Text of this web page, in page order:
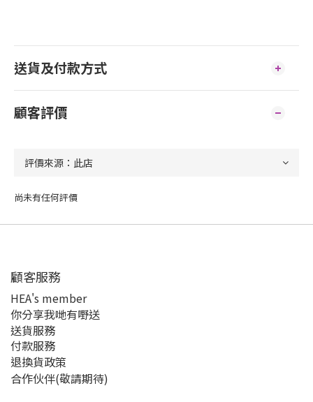
送貨及付款方式
顧客評價
尚未有任何評價
顧客服務
HEA's member
你分享我哋有嘢送
送貨服務
付款服務
退換貨政策
合作伙伴(敬請期待)